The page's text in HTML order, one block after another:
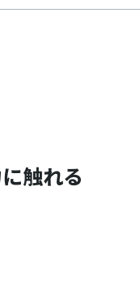
触れる